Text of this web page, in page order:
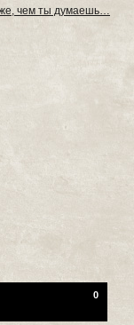
чем ты думаешь…
0